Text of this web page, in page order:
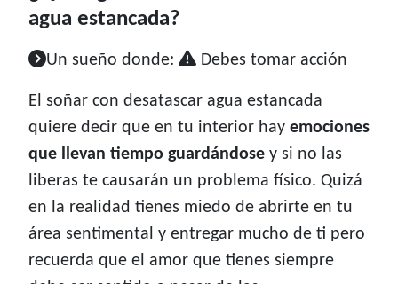
agua estancada?
Un sueño donde: Debes tomar acción
El soñar con desatascar agua estancada
quiere decir que en tu interior hay emociones
que llevan tiempo guardándose y si no las
liberas te causarán un problema físico. Quizá
en la realidad tienes miedo de abrirte en tu
área sentimental y entregar mucho de ti pero
recuerda que el amor que tienes siempre